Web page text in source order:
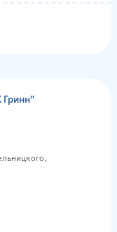
Гринн"